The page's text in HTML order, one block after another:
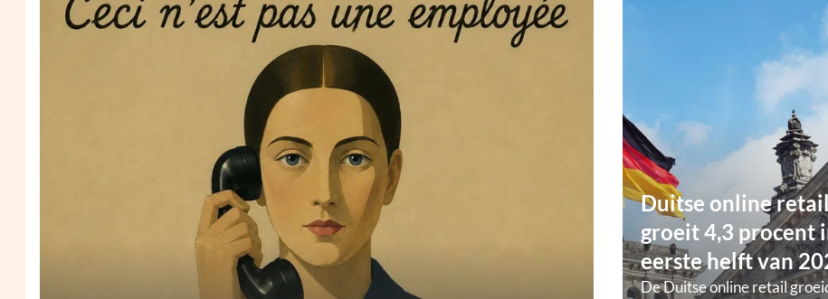
Duitse online
groeit 4,3 procent
eerste helft van
De Duitse online retail